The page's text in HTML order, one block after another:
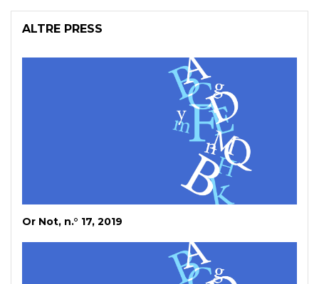
ALTRE PRESS
Or Not, n.° 17, 2019